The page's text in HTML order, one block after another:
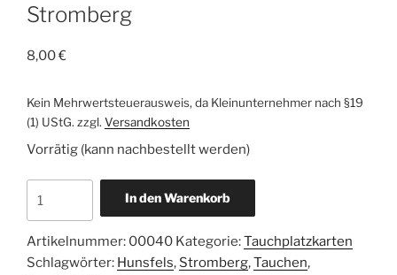
Stromberg
8,00€
Kein Mehrwertsteuerausweis, da Kleinunternehmer nach §19
(1) UStG. zzgl. Versandkosten
Vorrätig (kann nachbestellt werden)
Tauchplatzkarte
Hunsfels
Stromberg
Menge
In den Warenkorb
Artikelnummer: 00040 Kategorie:Tauchplatzkarten
Schlagwörter: Hunsfels, Stromberg,Tauchen,